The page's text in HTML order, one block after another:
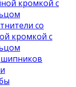
кромкой с
со
кромкой с